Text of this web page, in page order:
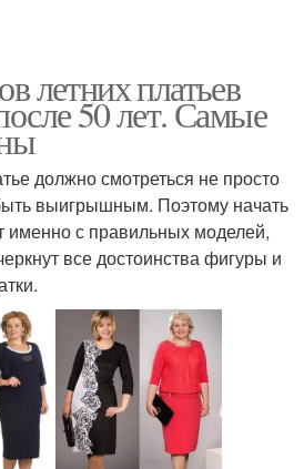
летних платьев
50 лет. Самые
должно смотреться не просто
выигрышным. Поэтому начать
именно с правильных моделей,
все достоинства фигуры и